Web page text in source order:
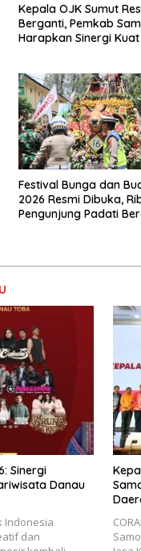
Kepala OJK Sumut
Berganti, Pemkab
Harapkan Sinergi
Festival Bunga dan
2026 Resmi Dibuka,
Pengunjung Padati
Sinergi
Danau
Indonesia
dan